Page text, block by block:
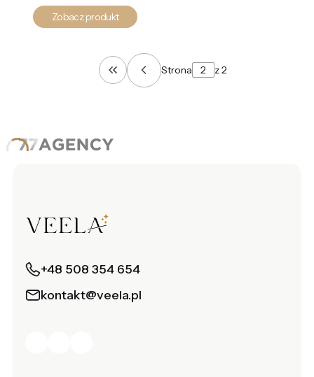
Zobacz produkt
Wróć do pierwszej strony z
Strona z 2
+48 508 354 654
kontakt@veela.pl